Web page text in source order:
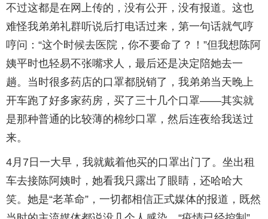
不过这都是在网上传的，没有公开，没有报道。这也
难怪我弟弟礼群听说后打电话过来，第一句话就气哼
哼问：“这个时候去医院，你不要命了？！”但我想陈阿
姨平时也轻易不张嘴求人，最后还是决定陪她去一
趟。当时很多药店的口罩都脱销了，我弟弟当天晚上
开车跑了好多家药房，买了三十几个口罩——其实就
是那种普通的比较薄的棉纱口罩，然后连夜给我送过
来。
4月7日一大早，我就戴着他买的口罩出门了。坐出租
车去接陈阿姨时，她看我只露出了眼睛，还哈哈大
笑。她是“老革命”，一切都相信正式媒体的报道，既然